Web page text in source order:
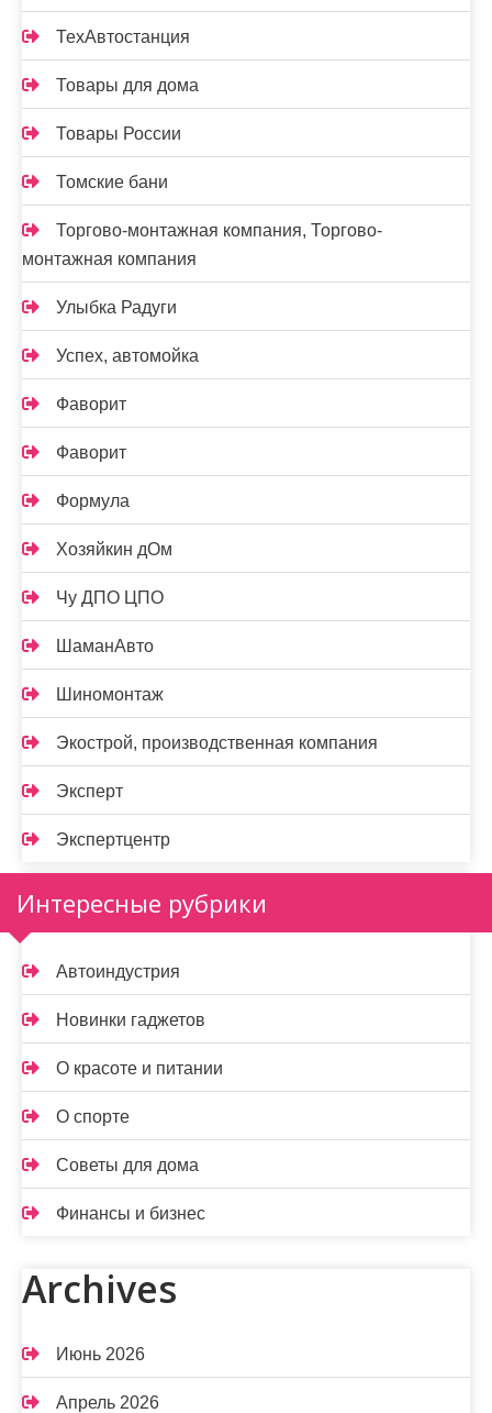
ТехАвтостанция
Товары для дома
Товары России
Томские бани
Торгово-монтажная компания, Торгово-
монтажная компания
Улыбка Радуги
Успех, автомойка
Фаворит
Фаворит
Формула
Хозяйкин дОм
Чу ДПО ЦПО
ШаманАвто
Шиномонтаж
Экострой, производственная компания
Эксперт
Экспертцентр
Интересные рубрики
Автоиндустрия
Новинки гаджетов
О красоте и питании
О спорте
Советы для дома
Финансы и бизнес
Archives
Июнь 2026
Апрель 2026